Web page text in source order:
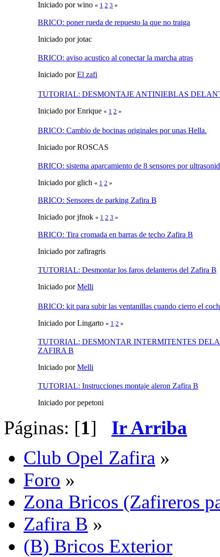
Iniciado por wino « 1 2 3 »
BRICO: poner rueda de repuesto la que no traiga
Iniciado por jotac
BRICO: aviso acustico al conectar la marcha atras
Iniciado porEl zafi
TUTORIAL: DESMONTAJE ANTINIEBLAS
Iniciado por Enrique « 1 2 »
BRICO: Cambio de bocinas originales por unas Hella.
Iniciado por ROSCAS
BRICO: sistema aparcamiento de 8 sensores por
Iniciado por glich « 1 2 »
BRICO: Sensores de parking Zafira B
Iniciado por jfnok « 1 2 3 »
BRICO: Tira cromada en barras de techo Zafira B
Iniciado por zafiragris
TUTORIAL: Desmontar los faros delanteros del Zafira B
Iniciado porMelli
BRICO: kit para subir las ventanillas cuando cierro el
Iniciado por Lingarto « 1 2 »
TUTORIAL: DESMONTAR INTERMITENTES
ZAFIRA B
Iniciado porMelli
TUTORIAL: Instrucciones montaje aleron Zafira B
Iniciado por pepetoni
Páginas: [1] Ir Arriba
Club Opel Zafira »
Foro »
Zona Bricos (Zafireros
Zafira B »
(B) Bricos Exterior